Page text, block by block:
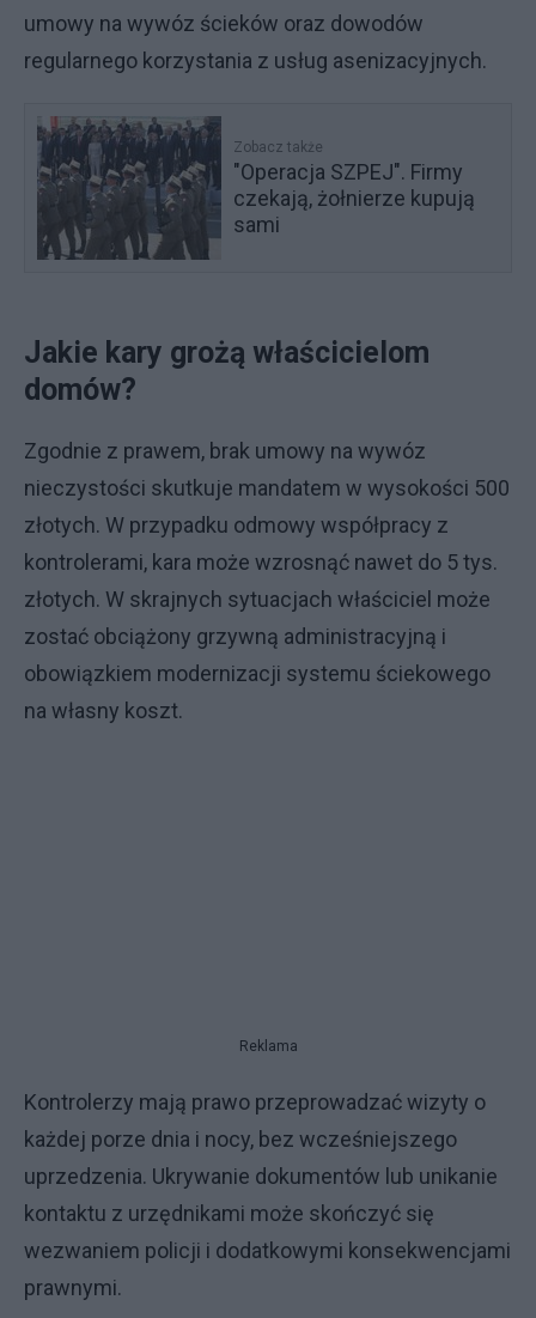
umowy na wywóz ścieków oraz dowodów
regularnego korzystania z usług asenizacyjnych.
Zobacz także
"Operacja SZPEJ". Firmy
czekają, żołnierze kupują
sami
Jakie kary grożą właścicielom
domów?
Zgodnie z prawem, brak umowy na wywóz
nieczystości skutkuje mandatem w wysokości 500
złotych. W przypadku odmowy współpracy z
kontrolerami, kara może wzrosnąć nawet do 5 tys.
złotych. W skrajnych sytuacjach właściciel może
zostać obciążony grzywną administracyjną i
obowiązkiem modernizacji systemu ściekowego
na własny koszt.
Reklama
Kontrolerzy mają prawo przeprowadzać wizyty o
każdej porze dnia i nocy, bez wcześniejszego
uprzedzenia. Ukrywanie dokumentów lub unikanie
kontaktu z urzędnikami może skończyć się
wezwaniem policji i dodatkowymi konsekwencjami
prawnymi.